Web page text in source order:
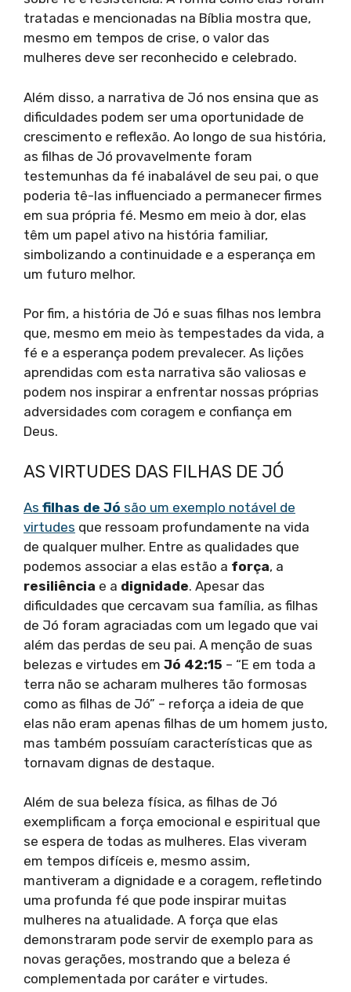
tratadas e mencionadas na Bíblia mostra que,
mesmo em tempos de crise, o valor das
mulheres deve ser reconhecido e celebrado.
Além disso, a narrativa de Jó nos ensina que as
dificuldades podem ser uma oportunidade de
crescimento e reflexão. Ao longo de sua história,
as filhas de Jó provavelmente foram
testemunhas da fé inabalável de seu pai, o que
poderia tê-las influenciado a permanecer firmes
em sua própria fé. Mesmo em meio à dor, elas
têm um papel ativo na história familiar,
simbolizando a continuidade e a esperança em
um futuro melhor.
Por fim, a história de Jó e suas filhas nos lembra
que, mesmo em meio às tempestades da vida, a
fé e a esperança podem prevalecer. As lições
aprendidas com esta narrativa são valiosas e
podem nos inspirar a enfrentar nossas próprias
adversidades com coragem e confiança em
Deus.
AS VIRTUDES DAS FILHAS DE JÓ
As filhas de Jó são um exemplo notável de
virtudes que ressoam profundamente na vida
de qualquer mulher. Entre as qualidades que
podemos associar a elas estão a força, a
resiliência e a dignidade. Apesar das
dificuldades que cercavam sua família, as filhas
de Jó foram agraciadas com um legado que vai
além das perdas de seu pai. A menção de suas
belezas e virtudes em Jó 42:15 – “E em toda a
terra não se acharam mulheres tão formosas
como as filhas de Jó” – reforça a ideia de que
elas não eram apenas filhas de um homem justo,
mas também possuíam características que as
tornavam dignas de destaque.
Além de sua beleza física, as filhas de Jó
exemplificam a força emocional e espiritual que
se espera de todas as mulheres. Elas viveram
em tempos difíceis e, mesmo assim,
mantiveram a dignidade e a coragem, refletindo
uma profunda fé que pode inspirar muitas
mulheres na atualidade. A força que elas
demonstraram pode servir de exemplo para as
novas gerações, mostrando que a beleza é
complementada por caráter e virtudes.